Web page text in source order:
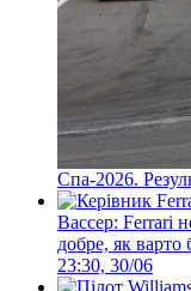
Спа-2026.
Вассер: Ferrari
добре, як варто
23:30, 30/06